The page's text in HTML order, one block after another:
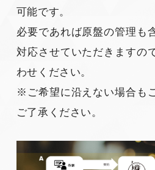
可能です。
必要であれば原盤の管理も
対応させていただきますの
わせください。
※ご希望に沿えない場合も
ご了承ください。